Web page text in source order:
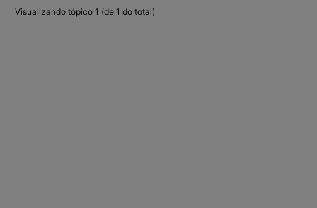
Visualizando tópico 1 (de 1 do total)